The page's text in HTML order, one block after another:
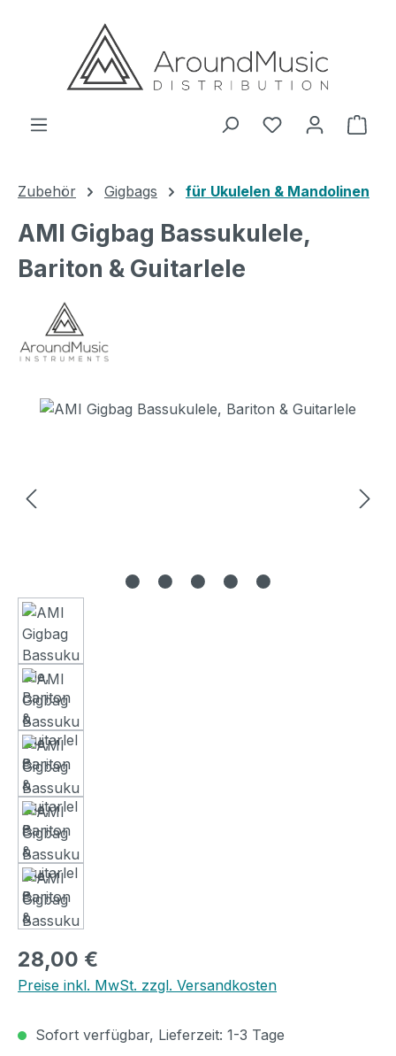
Zum Hauptinhalt springen
Zubehör Gigbags für Ukulelen & Mandolinen
AMI Gigbag Bassukulele,
Bariton & Guitarlele
Bildergalerie überspringen
Regulärer Preis:
28,00 €
Preise inkl. MwSt. zzgl. Versandkosten
Sofort verfügbar, Lieferzeit: 1-3 Tage